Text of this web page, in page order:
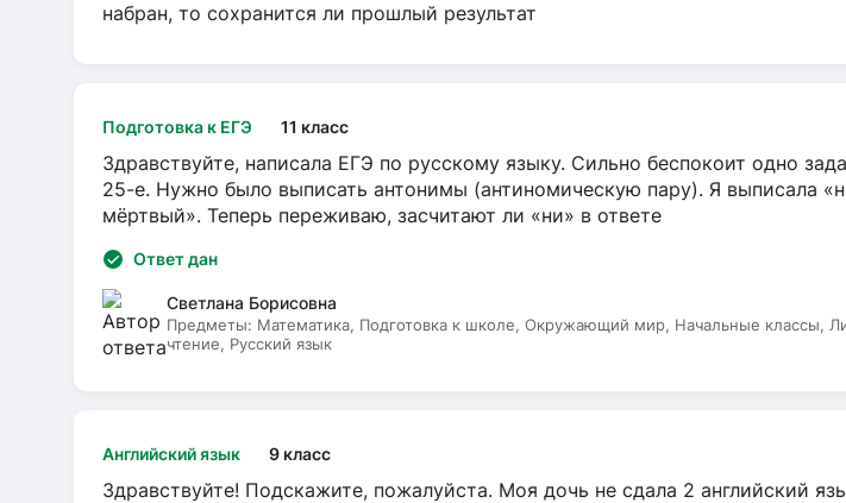
набран, то сохранится ли прошлый результат
Подготовка к ЕГЭ 11 класс
Здравствуйте, написала ЕГЭ по русскому языку. Сильно беспокоит одно
25-е. Нужно было выписать антонимы (антиномическую пару). Я выписала
мёртвый». Теперь переживаю, засчитают ли «ни» в ответе
Ответ дан
Светлана Борисовна
Предметы: Математика, Подготовка к школе, Окружающий мир, Начальные классы,
чтение, Русский язык
Английский язык 9 класс
Здравствуйте! Подскажите, пожалуйста. Моя дочь не сдала 2 английский